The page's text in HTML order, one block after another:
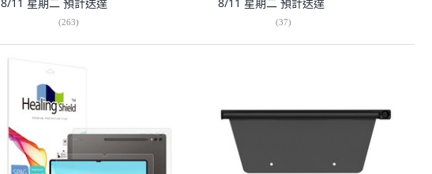
(263) (37)